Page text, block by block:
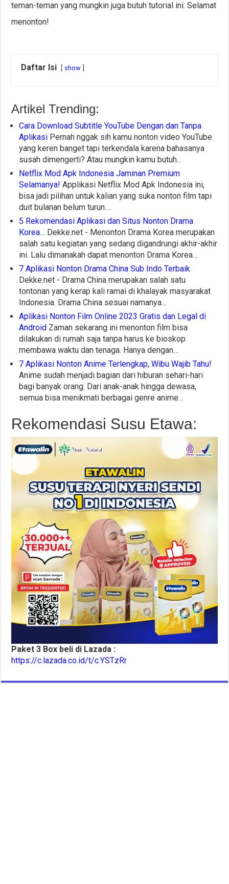
teman-teman yang mungkin juga butuh tutorial ini. Selamat
menonton!
Daftar Isi show
Artikel Trending:
Cara Download Subtitle YouTube Dengan dan Tanpa
Aplikasi Pernah nggak sih kamu nonton video YouTube
yang keren banget tapi terkendala karena bahasanya
susah dimengerti? Atau mungkin kamu butuh…
Netflix Mod Apk Indonesia Jaminan Premium
Selamanya! Applikasi Netflix Mod Apk Indonesia ini,
bisa jadi pilihan untuk kalian yang suka nonton film tapi
duit bulanan belum turun.…
5 Rekomendasi Aplikasi dan Situs Nonton Drama
Korea… Dekke.net - Menonton Drama Korea merupakan
salah satu kegiatan yang sedang digandrungi akhir-akhir
ini. Lalu dimanakah dapat menonton Drama Korea…
7 Aplikasi Nonton Drama China Sub Indo Terbaik
Dekke.net - Drama China merupakan salah satu
tontonan yang kerap kali ramai di khalayak masyarakat
Indonesia. Drama China sesuai namanya…
Aplikasi Nonton Film Online 2023 Gratis dan Legal di
Android Zaman sekarang ini menonton film bisa
dilakukan di rumah saja tanpa harus ke bioskop
membawa waktu dan tenaga. Hanya dengan…
7 Aplikasi Nonton Anime Terlengkap, Wibu Wajib Tahu!
Anime sudah menjadi bagian dari hiburan sehari-hari
bagi banyak orang. Dari anak-anak hingga dewasa,
semua bisa menikmati berbagai genre anime…
Rekomendasi Susu Etawa:
Paket 3 Box beli di Lazada :
https://c.lazada.co.id/t/c.YSTzRr